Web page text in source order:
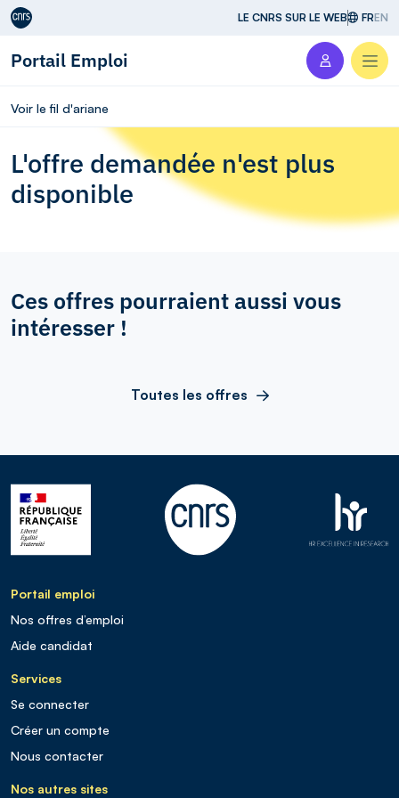
Aller au contenu LE CNRS SUR LE WEB FREN
Portail Emploi
Voir le fil d'ariane
L'offre demandée n'est plus
disponible
Ces offres pourraient aussi vous
intéresser !
Toutes les offres
Portail emploi
Nos offres d’emploi
Aide candidat
Services
Se connecter
Créer un compte
Nous contacter
Nos autres sites